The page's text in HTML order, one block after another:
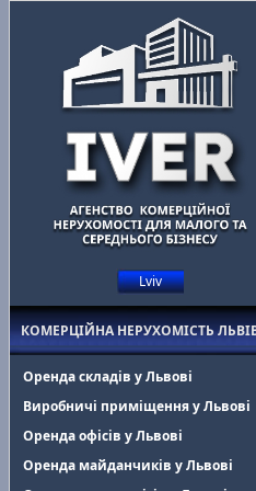
Lviv
КОМЕРЦІЙНА НЕРУХОМІСТЬ
Оренда складів у Львові
Виробничі приміщення у Львові
Оренда офісів у Львові
Оренда майданчиків у Львові
Допоможемо знайти